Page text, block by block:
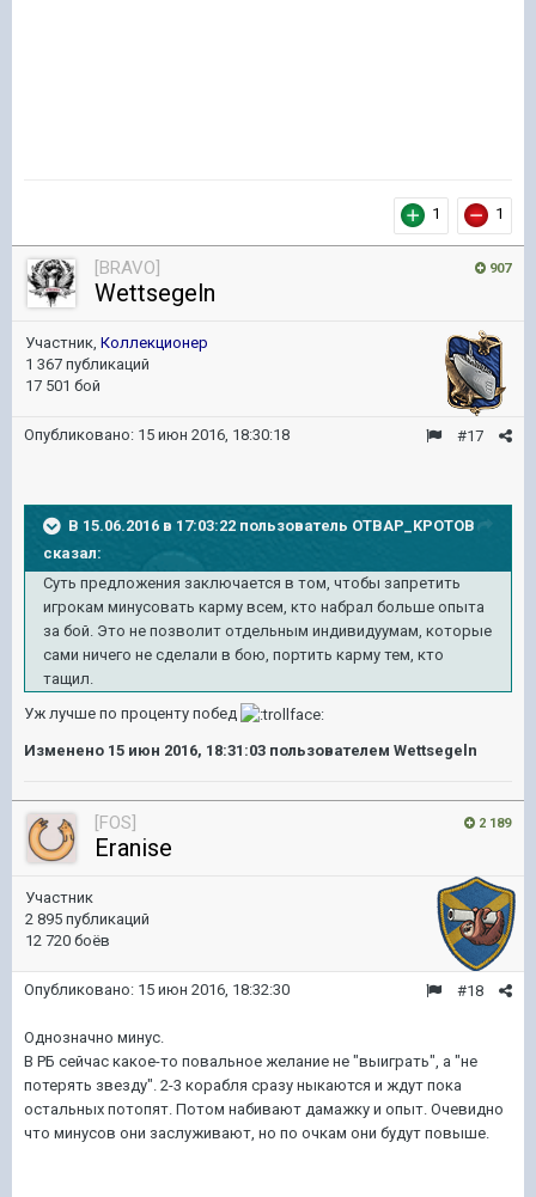
1 1
907
[BRAVO]
Wettsegeln
Участник, Коллекционер
1 367 публикаций
17 501 бой
#17
Опубликовано: 15 июн 2016, 18:30:18
В 15.06.2016 в 17:03:22 пользователь OTBAP_KPOTOB
сказал:
Суть предложения заключается в том, чтобы запретить
игрокам минусовать карму всем, кто набрал больше опыта
за бой. Это не позволит отдельным индивидуумам, которые
сами ничего не сделали в бою, портить карму тем, кто
тащил.
Уж лучше по проценту побед
Изменено 15 июн 2016, 18:31:03 пользователем Wettsegeln
2 189
[FOS]
Eranise
Участник
2 895 публикаций
12 720 боёв
#18
Опубликовано: 15 июн 2016, 18:32:30
Однозначно минус.
В РБ сейчас какое-то повальное желание не "выиграть", а "не
потерять звезду". 2-3 корабля сразу ныкаются и ждут пока
остальных потопят. Потом набивают дамажку и опыт. Очевидно
что минусов они заслуживают, но по очкам они будут повыше.